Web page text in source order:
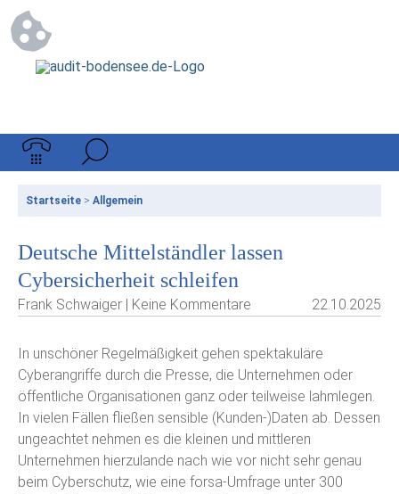
Startseite > Allgemein
Deutsche Mittelständler lassen
Cybersicherheit schleifen
Frank Schwaiger | Keine Kommentare 22.10.2025
In unschöner Regelmäßigkeit gehen spektakuläre
Cyberangriffe durch die Presse, die Unternehmen oder
öffentliche Organisationen ganz oder teilweise lahmlegen.
In vielen Fällen fließen sensible (Kunden-)Daten ab. Dessen
ungeachtet nehmen es die kleinen und mittleren
Unternehmen hierzulande nach wie vor nicht sehr genau
beim Cyberschutz, wie eine forsa-Umfrage unter 300